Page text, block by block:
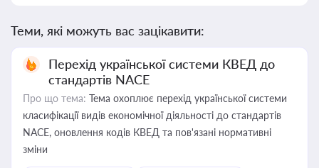
Теми, які можуть вас зацікавити:
Перехід української системи КВЕД до
стандартів NACE
Про що тема: Тема охоплює перехід української системи
класифікації видів економічної діяльності до стандартів
NACE, оновлення кодів КВЕД та пов'язані нормативні
зміни